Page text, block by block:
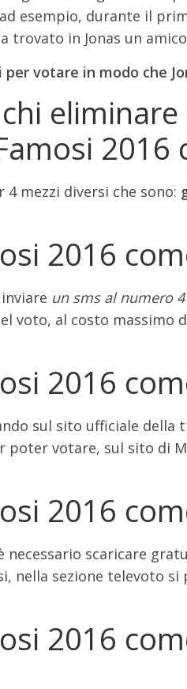
esempio, durante il
trovato in Jonas un
votare in modo che
2016
mezzi diversi che sono:
2016
un sms al numero
voto, al costo massimo
2016
sul sito ufficiale della
poter votare, sul sito di
2016
necessario scaricare
nella sezione televoto
2016